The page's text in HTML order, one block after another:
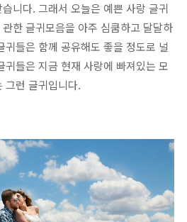
니다. 그래서 오늘은 예쁜 사랑 글귀
한 글귀모음을 아주 심쿰하고 달달하
귀들은 함께 공유해도 좋을 정도로 널
귀들은 지금 현재 사랑에 빠져있는 모
그런 글귀입니다.